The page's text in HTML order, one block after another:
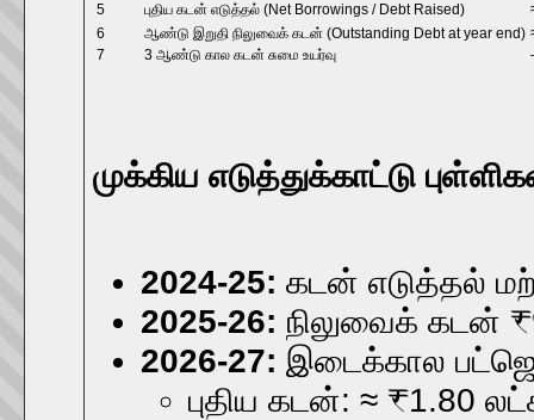
5
புதிய கடன் எடுத்தல் (Net Borrowings / Debt Raised)
6
ஆண்டு இறுதி நிலுவைக் கடன் (Outstanding Debt at year end)
7
3 ஆண்டு கால கடன் சுமை உயர்வு
முக்கிய எடுத்துக்காட்டு
2024-25: கடன் எடுத்தல்
2025-26: நிலுவைக் கடன்
2026-27: இடைக்கால
புதிய கடன்: ≈ ₹1.80